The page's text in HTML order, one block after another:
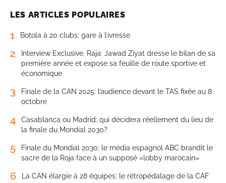
LES ARTICLES POPULAIRES
1 Botola à 20 clubs: gare à l’ivresse
2
Interview Exclusive. Raja: Jawad Ziyat dresse le bilan de sa
première année et expose sa feuille de route sportive et
économique
3
Finale de la CAN 2025: l’audience devant le TAS fixée au 8
octobre
4
Casablanca ou Madrid: qui décidera réellement du lieu de
la finale du Mondial 2030?
5
Finale du Mondial 2030: le média espagnol ABC brandit le
sacre de la Roja face à un supposé «lobby marocain»
6 La CAN élargie à 28 équipes: le rétropédalage de la CAF